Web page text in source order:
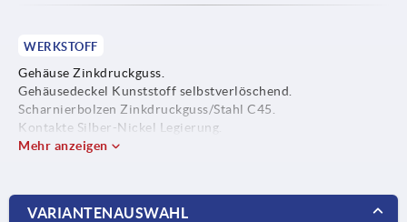
WERKSTOFF
Gehäuse Zinkdruckguss.
Gehäusedeckel Kunststoff selbstverlöschend.
Scharnierbolzen Zinkdruckguss/Stahl C45.
Kontakte Silber-Nickel Legierung.
Mehr anzeigen
VARIANTENAUSWAHL